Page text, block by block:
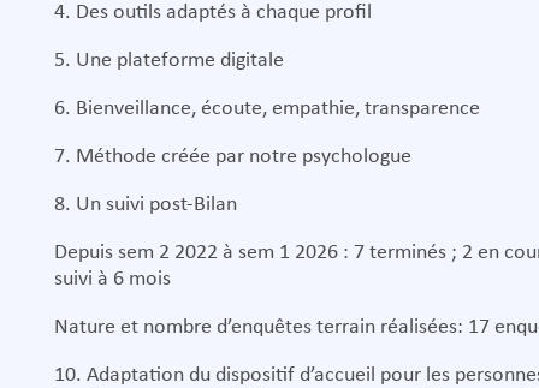
4. Des outils adaptés à chaque profil
5. Une plateforme digitale
6. Bienveillance, écoute, empathie, transparence
7. Méthode créée par notre psychologue
8. Un suivi post-Bilan
Depuis sem 2 2022 à sem 1 2026 : 7 terminés ; 2 en
suivi à 6 mois
Nature et nombre d’enquêtes terrain réalisées: 17
10. Adaptation du dispositif d’accueil pour les